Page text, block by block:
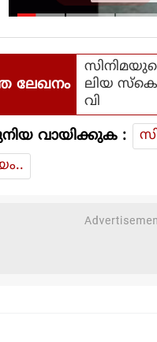
ലേഖനം
ലിയ
വി
വായിക്കുക :